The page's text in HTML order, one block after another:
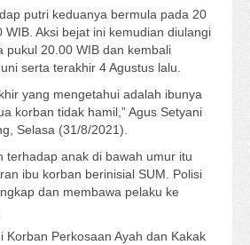
putri keduanya bermula pada 20
WIB. Aksi bejat ini kemudian diulangi
pukul 20.00 WIB dan kembali
serta terakhir 4 Agustus lalu.
yang mengetahui adalah ibunya
korban tidak hamil,” Agus Setyani
Selasa (31/8/2021).
terhadap anak di bawah umur itu
ibu korban berinisial SUM. Polisi
dan membawa pelaku ke
Korban Perkosaan Ayah dan Kakak